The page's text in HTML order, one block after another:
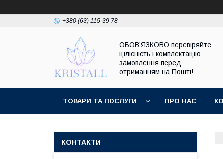
+380 (63) 115-39-78
ОБОВ’ЯЗКОВО перевіряйте
цілісність і комплектацію
замовлення перед
отриманням на Пошті!
ТОВАРИ ТА ПОСЛУГИ ПРО НАС
КОНТАКТИ